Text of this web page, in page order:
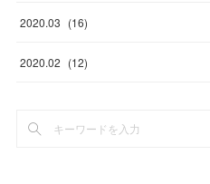
2020.03 (16)
2020.02 (12)